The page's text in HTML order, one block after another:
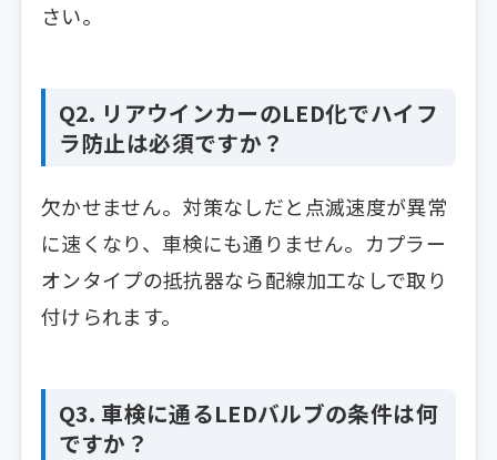
さい。
Q2. リアウインカーのLED化でハイフ
ラ防止は必須ですか？
欠かせません。対策なしだと点滅速度が異常
に速くなり、車検にも通りません。カプラー
オンタイプの抵抗器なら配線加工なしで取り
付けられます。
Q3. 車検に通るLEDバルブの条件は何
ですか？